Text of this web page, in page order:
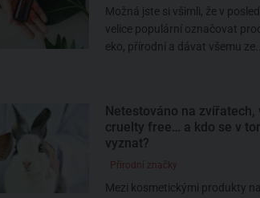
Možná jste si všimli, že v
velice populární označovat
eko, přírodní a dávat všemu ze...
Netestováno na zvířatech,
cruelty free… a kdo se v
vyznat?
Přírodní značky
Mezi kosmetickými produkty